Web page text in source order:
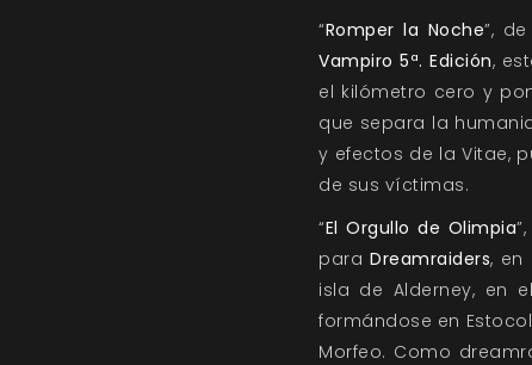
“Romper la Noche”,
Vampiro 5ª. Edición,
el kilómetro cero y
que separa la
y efectos de la Vitae,
de sus víctimas.
“El Orgullo de Olimpia
paraDreamraiders, en
isla de Alderney, en
formándose en
Morfeo. Como